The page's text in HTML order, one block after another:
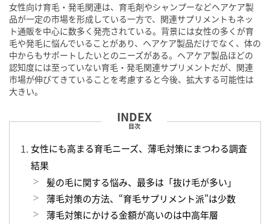
女性向け育毛・発毛関連は、育毛剤やシャンプーなどヘアケア製
品が一定の市場を形成している一方で、関連サプリメントもネッ
ト通販を中心に数多く発売されている。背景には女性の多くが育
毛や発毛に悩んでいることがあり、ヘアケア製品だけでなく、体の
中からもサポートしたいとのニーズがある。ヘアケア製品ほどの
認知度には至っていない育毛・発毛関連サプリメントだが、関連
市場が伸びてきていることを考慮すると今後、拡大する可能性は
大きい。
目次
女性にも高まる育毛ニーズ、薄毛対策にまつわる調査
結果
髪の毛に関する悩み、最多は「抜け毛が多い」
薄毛対策の方法、“育毛サプリメント派”は少数
薄毛対策にかける金額が高いのは中高年層